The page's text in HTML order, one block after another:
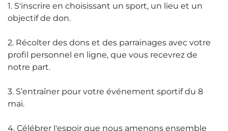
1. S'inscrire en choisissant un sport, un lieu et un
objectif de don.
2. Récolter des dons et des parrainages avec votre
profil personnel en ligne, que vous recevrez de
notre part.
3. S’entraîner pour votre événement sportif du 8
mai.
4. Célébrer l'espoir que nous amenons ensemble